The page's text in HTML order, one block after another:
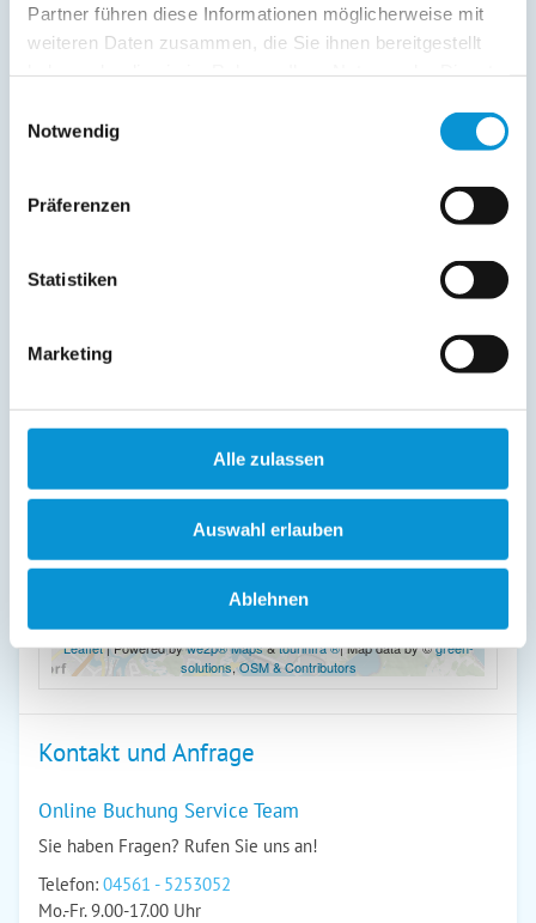
Partner führen diese Informationen möglicherweise mit
weiteren Daten zusammen, die Sie ihnen bereitgestellt
Notwendig
Präferenzen
Statistiken
Marketing
Alle zulassen
Auswahl erlauben
Ablehnen
Herrenbruchstraße 3
23669 Timmendorfer Strand
-
Leaflet| Powered bywe2p® Maps&tourinfra ®| Map data by ©green-
solutions,OSM & Contributors
Kontakt und Anfrage
Online Buchung Service Team
Sie haben Fragen? Rufen Sie uns an!
Telefon: 04561 - 5253052
Mo.-Fr. 9.00-17.00 Uhr